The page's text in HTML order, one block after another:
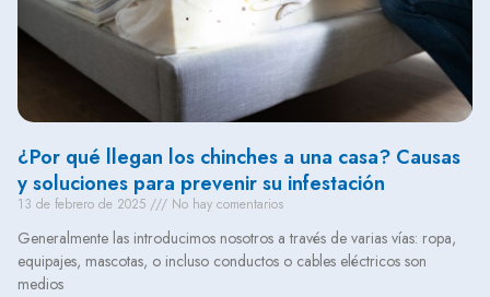
¿Por qué llegan los chinches a una casa? Causas
y soluciones para prevenir su infestación
13 de febrero de 2025 No hay comentarios
Generalmente las introducimos nosotros a través de varias vías: ropa,
equipajes, mascotas, o incluso conductos o cables eléctricos son
medios